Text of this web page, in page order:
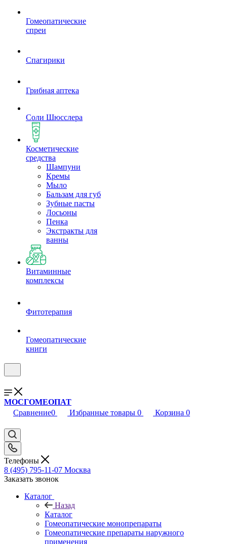
Гомеопатические
спреи
Спагирики
Грибная аптека
Соли Шюсслера
Косметические
средства
Шампуни
Кремы
Мыло
Бальзам для губ
Зубные пасты
Лосьоны
Пенка
Экстракты для
ванны
Витаминные
комплексы
Фитотерапия
Гомеопатические
книги
МОСГОМЕОПАТ
Сравнение0 Избранные товары 0 Корзина 0
Телефоны
8 (495) 795-11-07 Москва
Заказать звонок
Каталог
Назад
Каталог
Гомеопатические монопрепараты
Гомеопатические препараты наружного
применения